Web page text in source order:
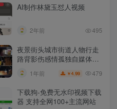
AI制作林黛玉怼人视频
2年前 495
夜景街头城市街道人物行走
路背影伤感情孤独自媒体抖
1年前 ￥4.99 479
下载狗-免费无水印视频下载
器 支持全网100+主流网站​